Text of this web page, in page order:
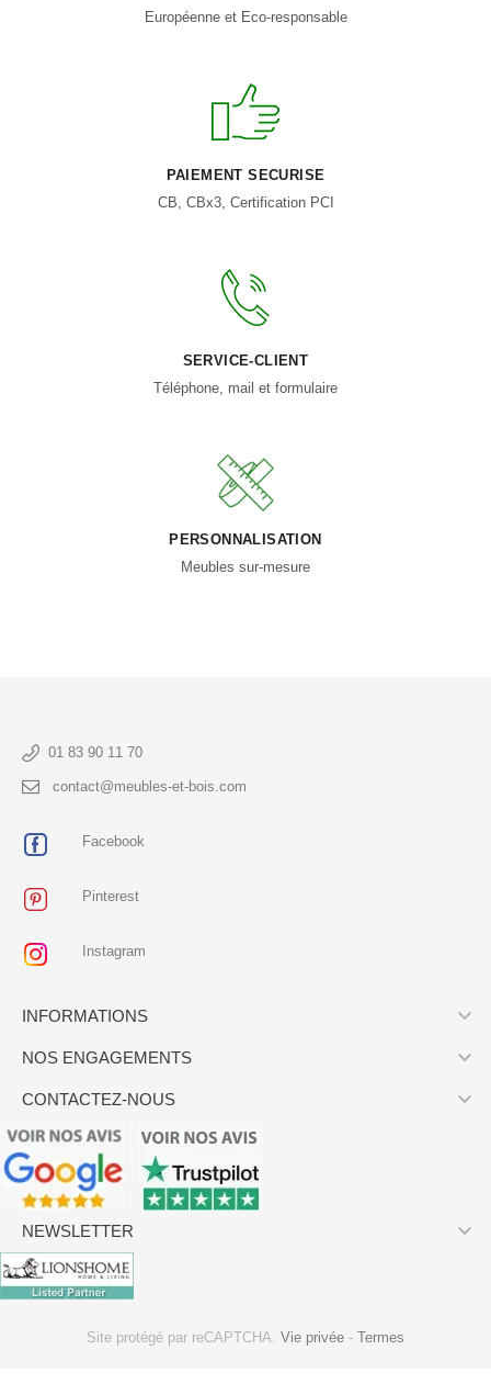
Européenne et Eco-responsable
PAIEMENT SECURISE
CB, CBx3, Certification PCI
SERVICE-CLIENT
Téléphone, mail et formulaire
PERSONNALISATION
Meubles sur-mesure
01 83 90 11 70
contact@meubles-et-bois.com
Facebook
Pinterest
Instagram
INFORMATIONS 
NOS ENGAGEMENTS 
CONTACTEZ-NOUS 
NEWSLETTER 
Site protégé par reCAPTCHA. Vie privée - Termes